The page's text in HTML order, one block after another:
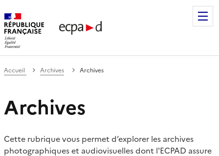
de communication et de production
Accueil Archives Archives
Archives
Cette rubrique vous permet d’explorer les archives
photographiques et audiovisuelles dont l'ECPAD assure